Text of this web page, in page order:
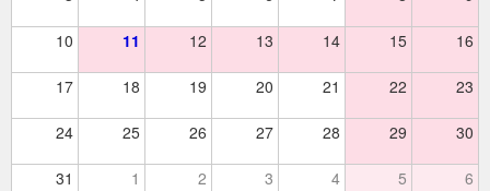
10 11 12 13 14 15 16
17 18 19 20 21 22 23
24 25 26 27 28 29 30
31 1 2 3 4 5 6